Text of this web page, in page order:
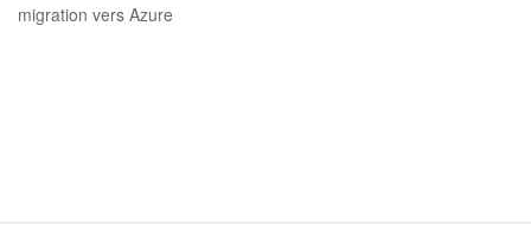
migration vers Azure